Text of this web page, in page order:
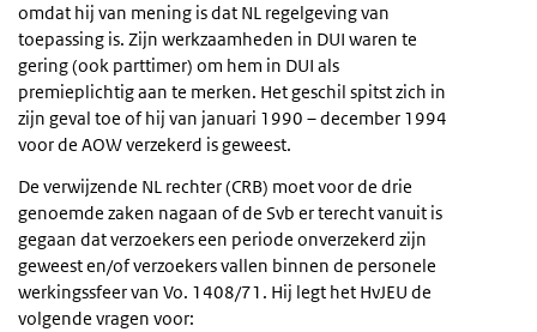
omdat hij van mening is dat NL regelgeving van
toepassing is. Zijn werkzaamheden in DUI waren te
gering (ook parttimer) om hem in DUI als
premieplichtig aan te merken. Het geschil spitst zich in
zijn geval toe of hij van januari 1990 – december 1994
voor de AOW verzekerd is geweest.
De verwijzende NL rechter (CRB) moet voor de drie
genoemde zaken nagaan of de Svb er terecht vanuit is
gegaan dat verzoekers een periode onverzekerd zijn
geweest en/of verzoekers vallen binnen de personele
werkingssfeer van Vo. 1408/71. Hij legt het HvJEU de
volgende vragen voor: